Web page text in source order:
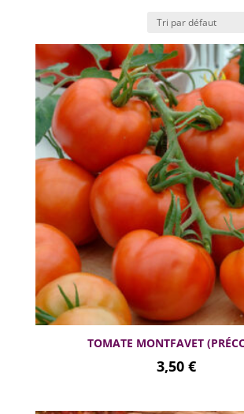
TOMATE MONTFAVET
3,50 €